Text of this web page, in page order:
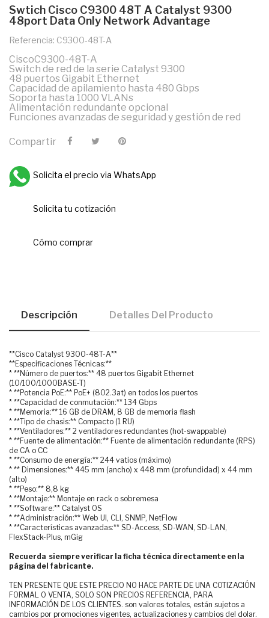
Swtich Cisco C9300 48T A Catalyst 9300
48port Data Only Network Advantage
Referencia: C9300-48T-A
CiscoC9300-48T-A
Switch de red de la serie Catalyst 9300
48 puertos Gigabit Ethernet
Capacidad de apilamiento hasta 480 Gbps
Soporta hasta 1000 VLANs
Alimentación redundante opcional
Funciones avanzadas de seguridad y gestión de red
Compartir
Solicita el precio via WhatsApp
Solicita tu cotización
Cómo comprar
Descripción Detalles Del Producto
**Cisco Catalyst 9300-48T-A**
**Especificaciones Técnicas:**
* **Número de puertos:** 48 puertos Gigabit Ethernet
(10/100/1000BASE-T)
* **Potencia PoE:** PoE+ (802.3at) en todos los puertos
* **Capacidad de conmutación:** 134 Gbps
* **Memoria:** 16 GB de DRAM, 8 GB de memoria flash
* **Tipo de chasis:** Compacto (1 RU)
* **Ventiladores:** 2 ventiladores redundantes (hot-swappable)
* **Fuente de alimentación:** Fuente de alimentación redundante (RPS)
de CA o CC
* **Consumo de energía:** 244 vatios (máximo)
* ** Dimensiones:** 445 mm (ancho) x 448 mm (profundidad) x 44 mm
(alto)
* **Peso:** 8,8 kg
* **Montaje:** Montaje en rack o sobremesa
* **Software:** Catalyst OS
* **Administración:** Web UI, CLI, SNMP, NetFlow
* **Características avanzadas:** SD-Access, SD-WAN, SD-LAN,
FlexStack-Plus, mGig
Recuerda siempre verificar la ficha técnica directamente en la
página del fabricante.
TEN PRESENTE QUE ESTE PRECIO NO HACE PARTE DE UNA COTIZACIÓN
FORMAL O VENTA, SOLO SON PRECIOS REFERENCIA, PARA
INFORMACIÓN DE LOS CLIENTES. son valores totales, están sujetos a
cambios por promociones vigentes, actualizaciones y cambios del dolar.